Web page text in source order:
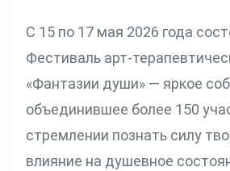
С 15 по 17 мая 2026 года
Фестиваль
«Фантазии души» — яркое
объединившее более 150
стремлении познать силу
влияние на душевное